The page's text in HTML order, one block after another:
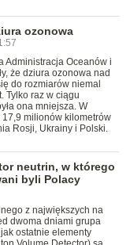
ozonowa
Administracja Oceanów i
że dziura ozonowa nad
do rozmiarów niemal
Tylko raz w ciągu
ona mniejsza. W
milionów kilometrów
Rosji, Ukrainy i Polski.
neutrin, w którego
byli Polacy
z największych na
dwoma dniami grupa
ostatnie elementy